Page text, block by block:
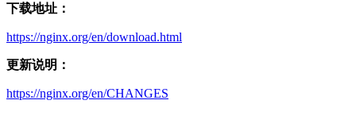
下载地址：
https://nginx.org/en/download.html
更新说明：
https://nginx.org/en/CHANGES